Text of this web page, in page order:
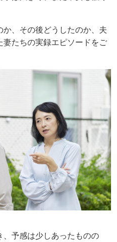
、その後どうしたのか、夫
たちの実録エピソードをご
、予感は少しあったものの